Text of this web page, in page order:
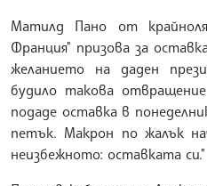
Матилд Пано от
Франция" призова за
желанието на даден
будило такова
подаде оставка в
петък. Макрон по жалък
неизбежното: оставката си."